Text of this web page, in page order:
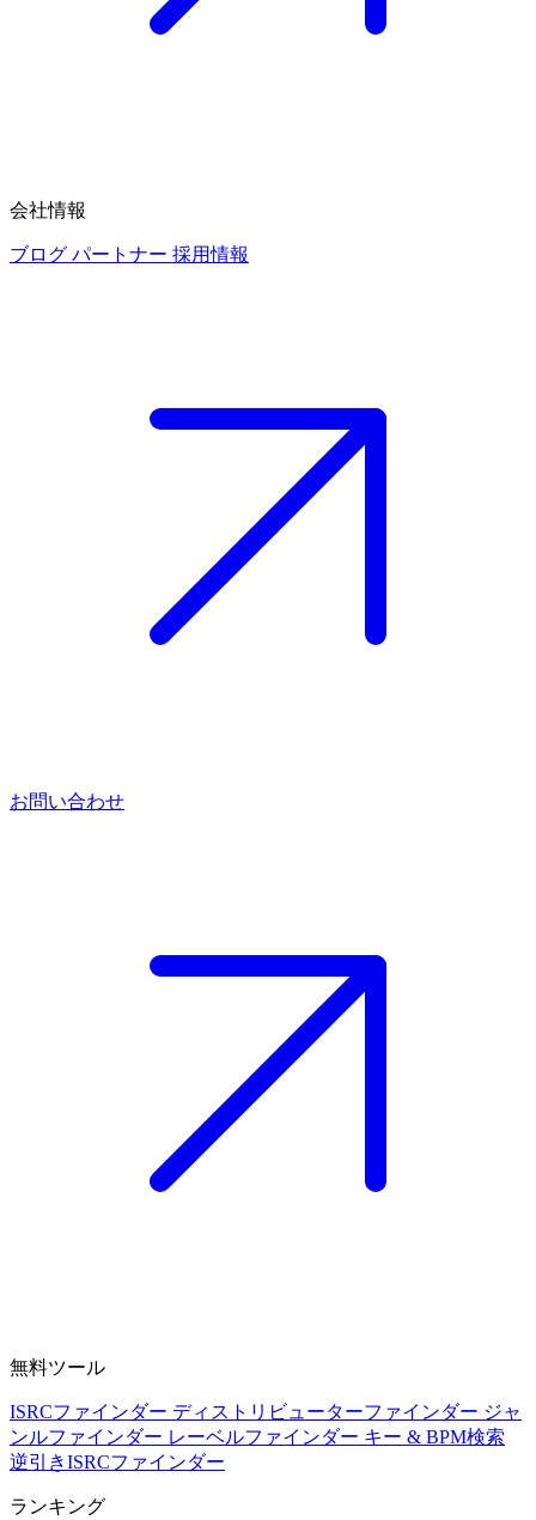
会社情報
ブログ パートナー 採用情報
お問い合わせ
無料ツール
ISRCファインダー ディストリビューターファインダー ジャ
ンルファインダー レーベルファインダー キー & BPM検索
逆引きISRCファインダー
ランキング